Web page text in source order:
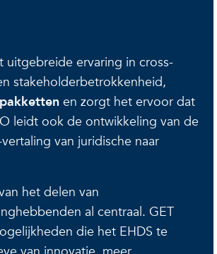
ervaring in cross-
stakeholderbetrokkenheid,
en zorgt het ervoor dat
leidt ook de ontwikkeling van de
van juridische naar
het delen van
al centraal. GET
die het EHDS te